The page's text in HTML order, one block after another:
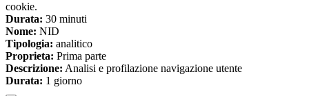
cookie.
Durata: 30 minuti
Nome: NID
Tipologia: analitico
Proprieta: Prima parte
Descrizione: Analisi e profilazione navigazione utente
Durata: 1 giorno